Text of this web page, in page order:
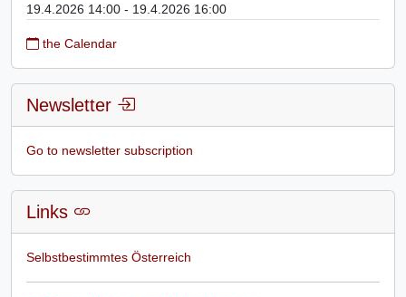
19.4.2026 14:00 - 19.4.2026 16:00
the Calendar
Newsletter
Go to newsletter subscription
Links
Selbstbestimmtes Österreich